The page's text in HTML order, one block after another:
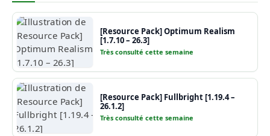
[Resource Pack] Optimum Realism
[1.7.10 – 26.3]
Très consulté cette semaine
[Resource Pack] Fullbright [1.19.4 –
26.1.2]
Très consulté cette semaine